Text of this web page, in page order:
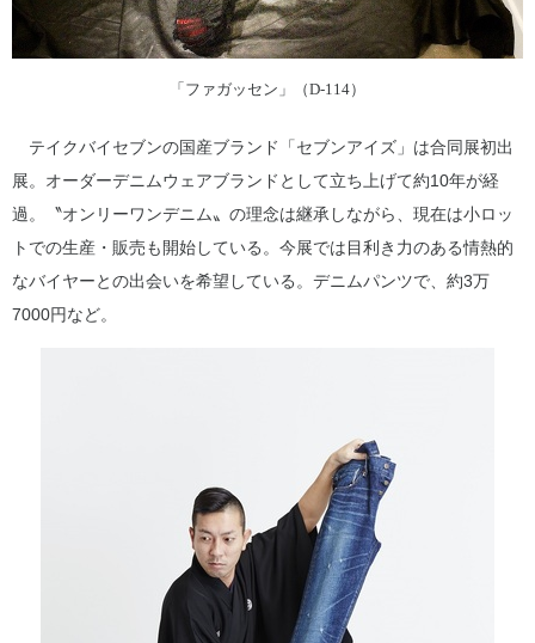
「ファガッセン」（D-114）
テイクバイセブンの国産ブランド「セブンアイズ」は合同展初出
展。オーダーデニムウェアブランドとして立ち上げて約10年が経
過。〝オンリーワンデニム〟の理念は継承しながら、現在は小ロッ
トでの生産・販売も開始している。今展では目利き力のある情熱的
なバイヤーとの出会いを希望している。デニムパンツで、約3万
7000円など。